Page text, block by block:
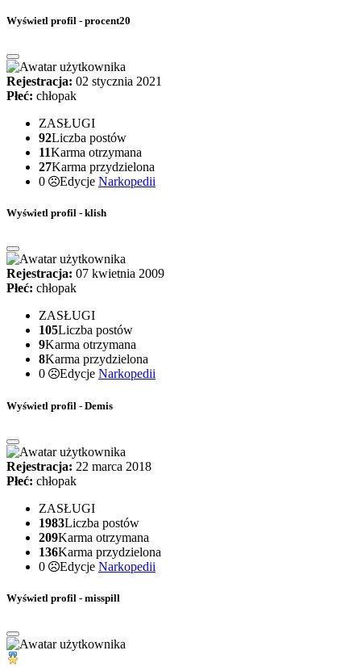
Wyświetl profil - procent20
Rejestracja: 02 stycznia 2021
Płeć: chłopak
ZASŁUGI
92Liczba postów
11Karma otrzymana
27Karma przydzielona
0
Edycje Narkopedii
Wyświetl profil - klish
Rejestracja: 07 kwietnia 2009
Płeć: chłopak
ZASŁUGI
105Liczba postów
9Karma otrzymana
8Karma przydzielona
0
Edycje Narkopedii
Wyświetl profil - Demis
Rejestracja: 22 marca 2018
Płeć: chłopak
ZASŁUGI
1983Liczba postów
209Karma otrzymana
136Karma przydzielona
0
Edycje Narkopedii
Wyświetl profil - misspill